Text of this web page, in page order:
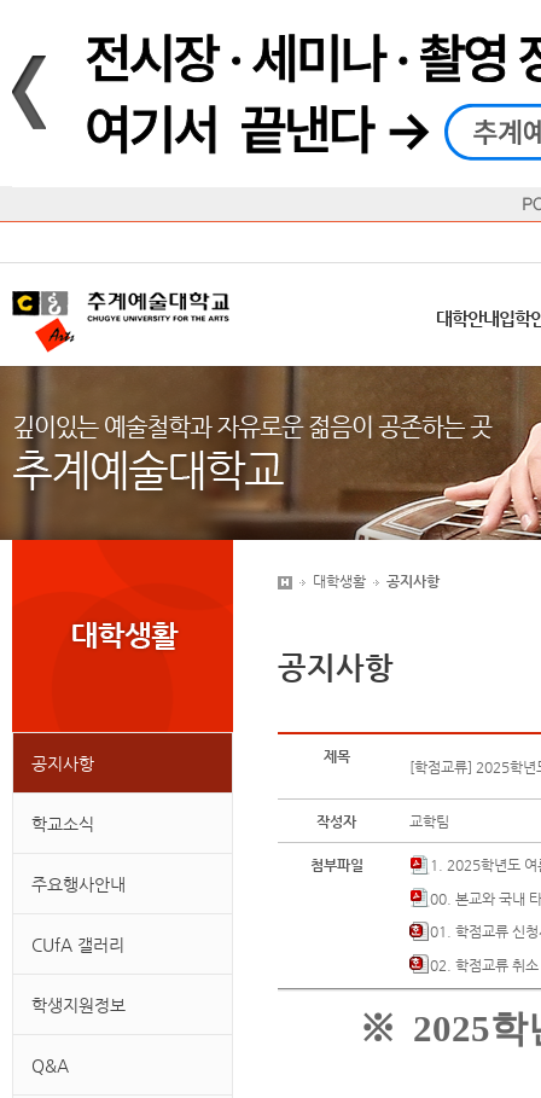
재생정지
대학안내
대학안내
입학
입학안내
대학/대학원
창의예
학사안내
수업안내
대학생활
총학생회
직속/부속기관
산
공지사항
학교소식
주요행사안내
CUfA 갤러리
학생지원정보
Q&A
대학생활 공지사항
공지사항
제목
[학점교류] 2025학
작성자 교학팀
첨부파일
1. 2025학년도 여
00. 본교와 국내
01. 학점교류 신
02. 학점교류 취
※ 2025학